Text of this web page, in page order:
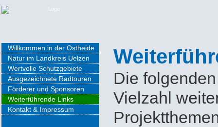
Willkommen in der Ostheide
Natur im Landkreis Uelzen
Wertvolle Schutzgebiete
Ausgezeichnete Radtouren
Förderer und Sponsoren
Weiterführende Links
Kontakt & Impressum
Die
Vielzahl